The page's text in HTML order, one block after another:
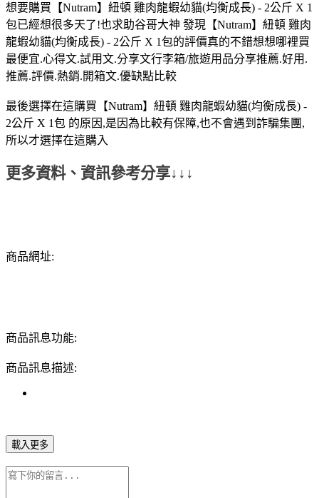
想要購買【Nutram】紐頓 雞肉龍蝦幼貓(均衡成長) - 2公斤 X 1
包已經想很多天了!也求助谷哥大神 發現【Nutram】紐頓 雞肉
龍蝦幼貓(均衡成長) - 2公斤 X 1包的評價真的不錯想想哪裡買
最便宜.心得文.試用文.分享文行李箱/旅遊用品分享推薦.好用.
推薦.評價.熱銷.開箱文.優缺點比較
最後選擇在這購買【Nutram】紐頓 雞肉龍蝦幼貓(均衡成長) -
2公斤 X 1包 的原因,是因為比較有保障,也不會遇到詐騙集團,
所以才選擇在這購入
更多資料、資訊參考分享↓↓↓
商品網址:
商品訊息功能:
商品訊息描述:
載入更多